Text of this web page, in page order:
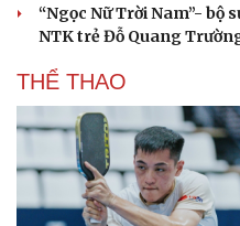
“Ngọc Nữ Trời Nam”- bộ
NTK trẻ Đỗ Quang
THỂ THAO